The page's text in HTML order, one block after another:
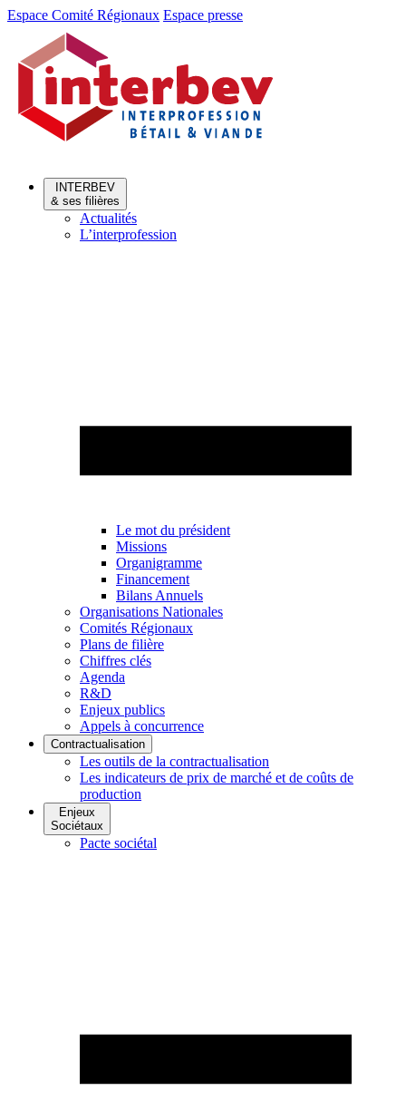
Aller
Aller
contenu
Espace Comité Régionaux Espace presse
INTERBEV
& ses filières
Actualités
L’interprofession
Le mot du président
Missions
Organigramme
Financement
Bilans Annuels
Organisations Nationales
Comités Régionaux
Plans de filière
Chiffres clés
Agenda
R&D
Enjeux publics
Appels à concurrence
Contractualisation
Les outils de la contractualisation
Les indicateurs de prix de marché et de coûts de
production
Enjeux
Sociétaux
Pacte sociétal